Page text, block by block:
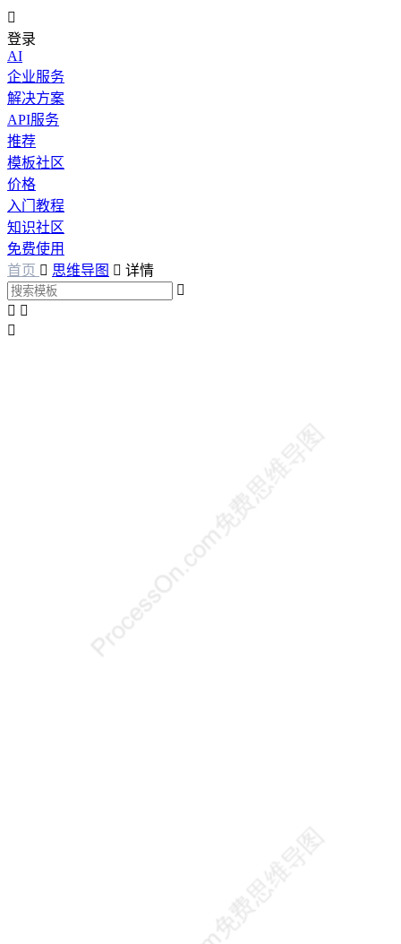

登录
AI
企业服务
解决方案
API服务
推荐
模板社区
价格
入门教程
知识社区
免费使用
首页  思维导图  详情

 
